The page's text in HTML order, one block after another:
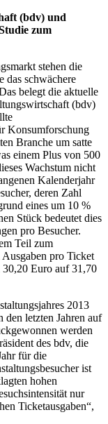
(bdv) und
zum
stehen die
das schwächere
belegt die aktuelle
(bdv)
Konsumforschung
Branche um satte
einem Plus von 500
Wachstum nicht
Kalenderjahr
deren Zahl
eines um 10 %
Stück bedeutet dies
pro Besucher.
Teil zum
pro Ticket
Euro auf 31,70
2013
den letzten Jahren auf
werden
des bdv, die
für die
ist
hohen
nur
Ticketausgaben“,